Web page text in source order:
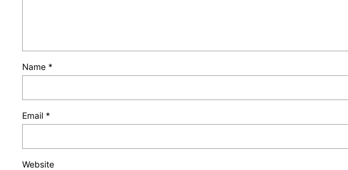
Name *
Email *
Website